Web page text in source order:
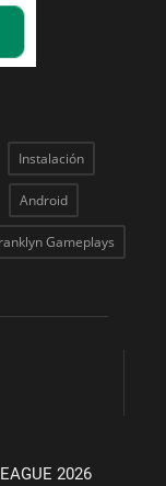
Instalación
Android
Gameplays
2026